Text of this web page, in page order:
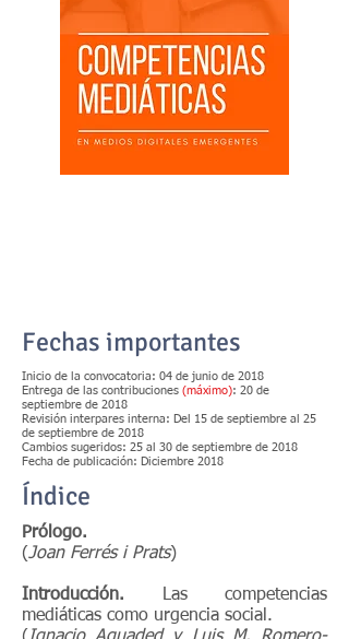
Fechas importantes
Inicio de la convocatoria: 04 de junio de 2018
Entrega de las contribuciones (máximo): 20 de
septiembre de 2018
Revisión interpares interna: Del 15 de septiembre al 25
de septiembre de 2018
Cambios sugeridos: 25 al 30 de septiembre de 2018
Fecha de publicación: Diciembre 2018
Índice
Prólogo.
(Joan Ferrés i Prats)
Introducción. Las competencias
mediáticas como urgencia social.